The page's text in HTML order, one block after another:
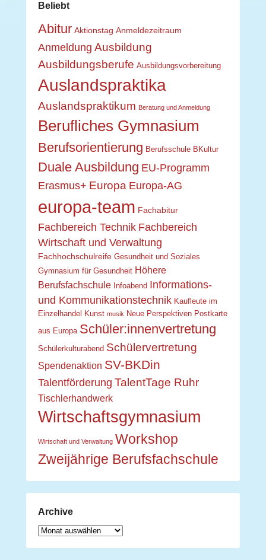
Beliebt
Abitur Aktionstag Anmeldezeitraum
Anmeldung Ausbildung
Ausbildungsberufe Ausbildungsvorbereitung
Auslandspraktika
Auslandspraktikum Beratung und Anmeldung
Berufliches Gymnasium
Berufsorientierung Berufsschule BKultur
Duale Ausbildung EU-Programm
Erasmus+ Europa Europa-AG
europa-team Fachabitur
Fachbereich Technik Fachbereich
Wirtschaft und Verwaltung
Fachhochschulreife Gesundheit und Soziales
Gymnasium für Gesundheit Höhere
Berufsfachschule Infoabend Informations-
und Kommunikationstechnik Kaufleute im
Einzelhandel
Kunst musik Neue Perspektiven Postkarte
aus Europa Schüler:innenvertretung
Schülerkulturabend Schülervertretung
Spendenaktion SV-BKDin
Talentförderung TalentTage Ruhr
Tischlerhandwerk
Wirtschaftsgymnasium
Wirtschaft und Verwaltung Workshop
Zweijährige Berufsfachschule
Archive
Archive